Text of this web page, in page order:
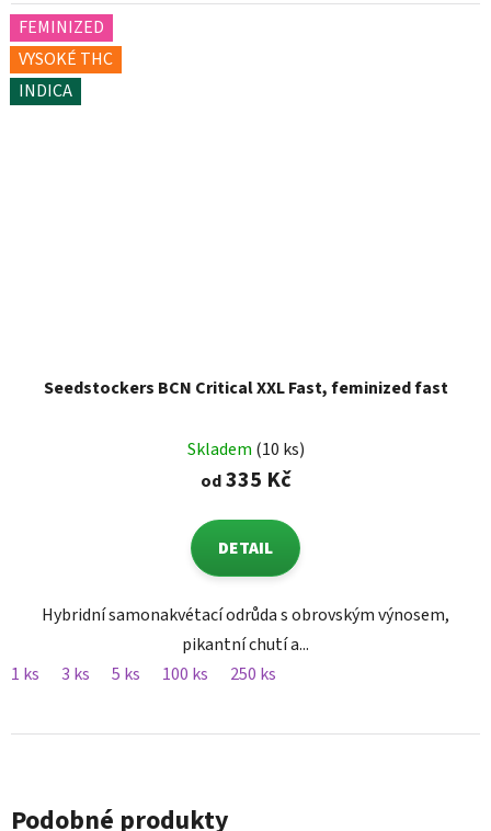
FEMINIZED
VYSOKÉ THC
INDICA
Seedstockers BCN Critical XXL Fast, feminized fast
Skladem (10 ks)
od335 Kč
DETAIL
Hybridní samonakvétací odrůda s obrovským výnosem,
pikantní chutí a...
1 ks
3 ks 5 ks 100 ks 250 ks
Podobné produkty